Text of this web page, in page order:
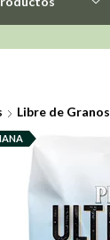
Libre de Granos